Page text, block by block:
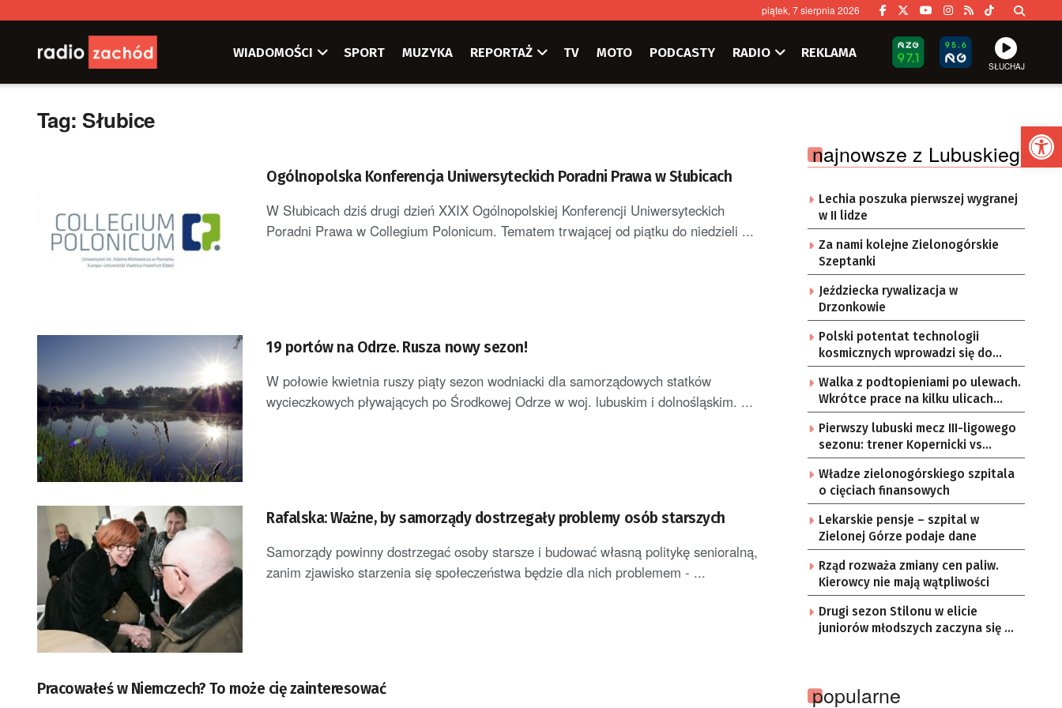
piątek, 7 sierpnia 2026
WIADOMOŚCI SPORT MUZYKA REPORTAŻ TV MOTO PODCASTY RADIO REKLAMA
SŁUCHAJ
Tag: Słubice
Ogólnopolska Konferencja Uniwersyteckich Poradni Prawa w Słubicach
W Słubicach dziś drugi dzień XXIX Ogólnopolskiej Konferencji Uniwersyteckich
Poradni Prawa w Collegium Polonicum. Tematem trwającej od piątku do niedzieli ...
19 portów na Odrze. Rusza nowy sezon!
W połowie kwietnia ruszy piąty sezon wodniacki dla samorządowych statków
wycieczkowych pływających po Środkowej Odrze w woj. lubuskim i dolnośląskim. ...
Rafalska: Ważne, by samorządy dostrzegały problemy osób starszych
Samorządy powinny dostrzegać osoby starsze i budować własną politykę senioralną,
zanim zjawisko starzenia się społeczeństwa będzie dla nich problemem - ...
Pracowałeś w Niemczech? To może cię zainteresować
najnowsze z Lubuskiego
Lechia poszuka pierwszej wygranej
w II lidze
Za nami kolejne Zielonogórskie
Szeptanki
Jeździecka rywalizacja w
Drzonkowie
Polski potentat technologii
kosmicznych wprowadzi się do
Zielonej Góry
Walka z podtopieniami po ulewach.
Wkrótce prace na kilku ulicach
Gorzowa
Pierwszy lubuski mecz III-ligowego
sezonu: trener Kopernicki vs
starzy znajomi
Władze zielonogórskiego szpitala
o cięciach finansowych
Lekarskie pensje – szpital w
Zielonej Górze podaje dane
Rząd rozważa zmiany cen paliw.
Kierowcy nie mają wątpliwości
Drugi sezon Stilonu w elicie
juniorów młodszych zaczyna się w
popularne